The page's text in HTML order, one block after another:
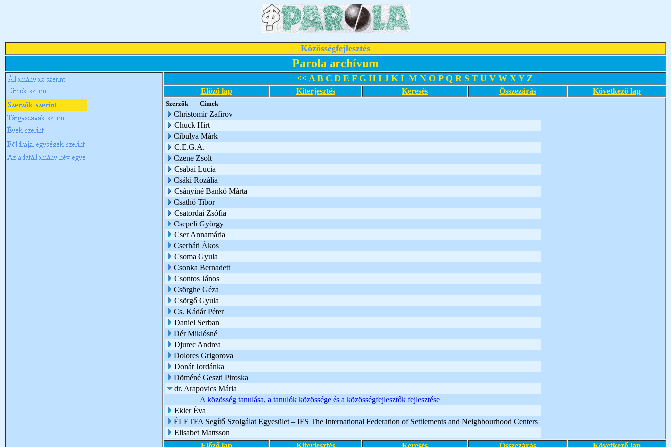
Közösségfejlesztés
Parola archívum
<< A B C D E F G H I J K L M N O P Q R S T U V W X Y Z
Előző lap Kiterjesztés Keresés Összezárás Következő lap
Szerzők Címek
Christomir Zafirov
Chuck Hirt
Cibulya Márk
C.E.G.A.
Czene Zsolt
Csabai Lucia
Csáki Rozália
Csányiné Bankó Márta
Csathó Tibor
Csatordai Zsófia
Csepeli György
Cser Annamária
Cserháti Ákos
Csoma Gyula
Csonka Bernadett
Csontos János
Csörghe Géza
Csörgő Gyula
Cs. Kádár Péter
Daniel Serban
Dér Miklósné
Djurec Andrea
Dolores Grigorova
Donát Jordánka
Döméné Geszti Piroska
dr. Arapovics Mária
A közösség tanulása, a tanulók közössége és a közösségfejlesztők fejlesztése
Ekler Éva
ÉLETFA Segítő Szolgálat Egyesület – IFS The International Federation of Settlements and Neighbourhood Centers
Elisabet Mattsson
Előző lap
Kiterjesztés Keresés Összezárás Következő lap